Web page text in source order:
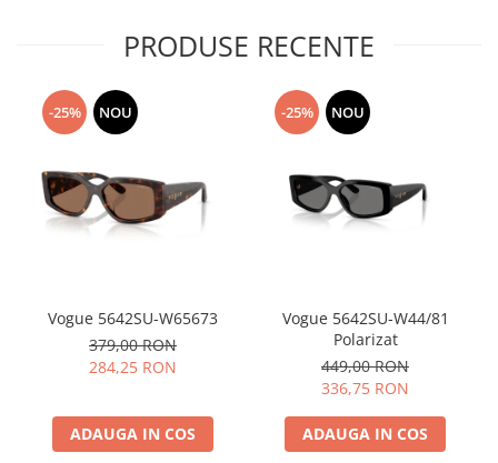
PRODUSE RECENTE
-25% NOU
Vogue 5642SU-W65673
379,00 RON
284,25 RON
ADAUGA IN COS
-25% NOU
Vogue 5642SU-W44/81
Polarizat
449,00 RON
336,75 RON
ADAUGA IN COS